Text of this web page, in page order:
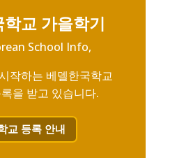
교 가을학기
School Info,
작하는 베델한국학교
을 받고 있습니다.
교 등록 안내